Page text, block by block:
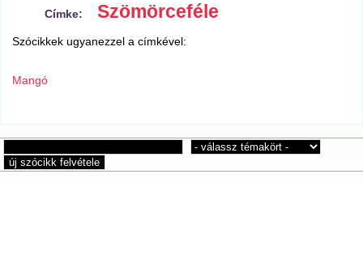
Címke: Szömörceféle
Szócikkek ugyanezzel a címkével:
Mangó